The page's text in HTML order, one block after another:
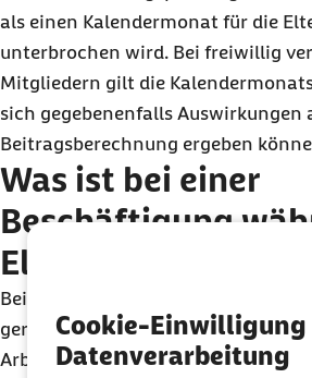
Cookie-Einwilligung
Datenverarbeitung
als einen Kalendermonat für die
unterbrochen wird. Bei freiwillig
Mitgliedern gilt die
sich gegebenenfalls Auswirkungen
Beitragsberechnung ergeben
Was ist bei einer
Beschäftigung
Elternzeit?
Bei Aufnahme einer
geringfügigen Beschäftigung beim
Arbeitgeber ist das Ende der